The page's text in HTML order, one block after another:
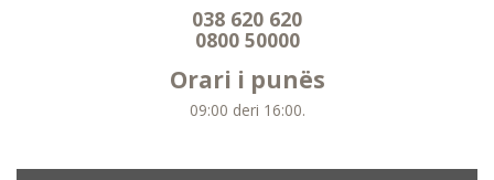
038 620 620
0800 50000
Orari i punës
09:00 deri 16:00.